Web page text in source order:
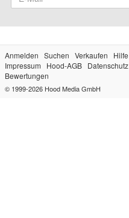
Anmelden Suchen Verkaufen
Hilfe
Impressum
Hood-AGB Datenschutz
Bewertungen
© 1999-2026 Hood Media GmbH